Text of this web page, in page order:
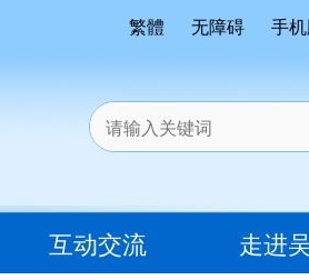
繁體 无障碍 手
互动交流 走进